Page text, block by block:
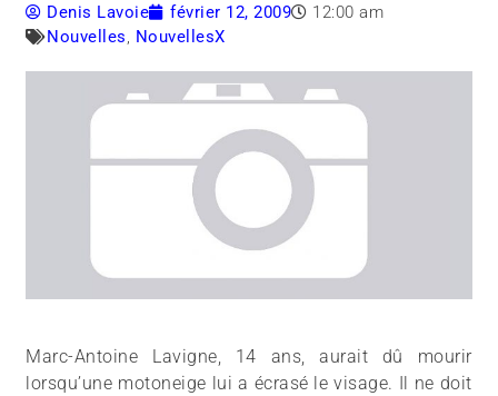
Denis Lavoie février 12, 2009
12:00 am
Nouvelles, NouvellesX
Marc-Antoine Lavigne, 14 ans, aurait dû mourir
lorsqu’une motoneige lui a écrasé le visage. Il ne doit